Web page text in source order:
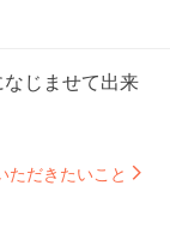
じませて出来
ただきたいこと